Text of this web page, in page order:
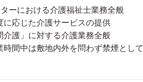
ーにおける介護福祉士業務全般
に応じた介護サービスの提供
介護」に対する介護業務全般
間中は敷地内外を問わず禁煙として